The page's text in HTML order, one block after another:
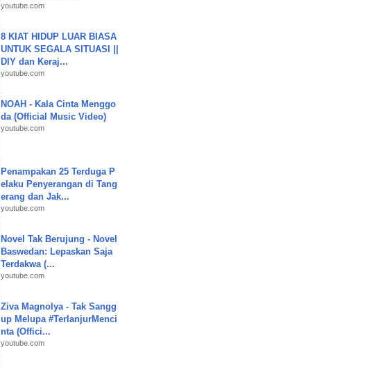
youtube.com
8 KIAT HIDUP LUAR BIASA
UNTUK SEGALA SITUASI ||
DIY dan Keraj...
youtube.com
NOAH - Kala Cinta Menggo
da (Official Music Video)
youtube.com
Penampakan 25 Terduga P
elaku Penyerangan di Tang
erang dan Jak...
youtube.com
Novel Tak Berujung - Novel
Baswedan: Lepaskan Saja
Terdakwa (...
youtube.com
Ziva Magnolya - Tak Sangg
up Melupa #TerlanjurMenci
nta (Offici...
youtube.com